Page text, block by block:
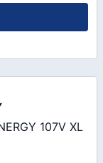
107V XL